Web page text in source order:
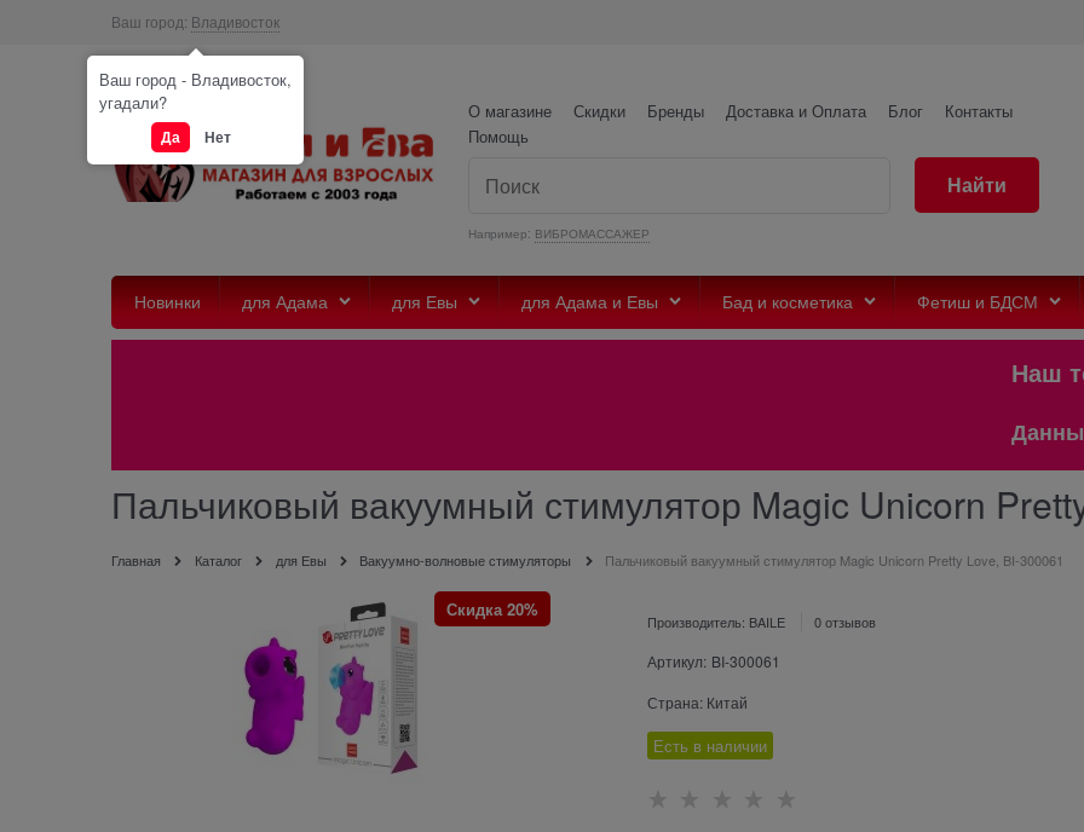
Ваш город: Владивосток
О магазине Скидки Бренды Доставка и Оплата Блог
Контакты
Помощь
Например: ВИБРОМАССАЖЕР
Найти
Новинки для Адама для Евы для Адама и Евы Бад и косметика Фетиш и БДСМ
Наш
Данный
Пальчиковый вакуумный стимулятор Magic Unicorn
Главная Каталог для Евы Вакуумно-волновые стимуляторы Пальчиковый вакуумный стимулятор Magic Unicorn Pretty Love, BI-300061
Скидка 20%
Производитель: BAILE 0 отзывов
Артикул: BI-300061
Страна: Китай
Есть в наличии
Ваш город - Владивосток,
угадали?
Да Нет